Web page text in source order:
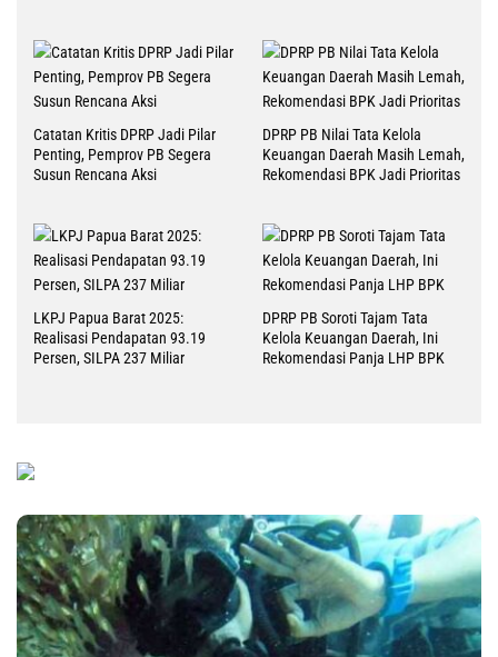
Catatan Kritis DPRP Jadi Pilar
Penting, Pemprov PB Segera
Susun Rencana Aksi
DPRP PB Nilai Tata Kelola
Keuangan Daerah Masih Lemah,
Rekomendasi BPK Jadi Prioritas
LKPJ Papua Barat 2025:
Realisasi Pendapatan 93.19
Persen, SILPA 237 Miliar
DPRP PB Soroti Tajam Tata
Kelola Keuangan Daerah, Ini
Rekomendasi Panja LHP BPK